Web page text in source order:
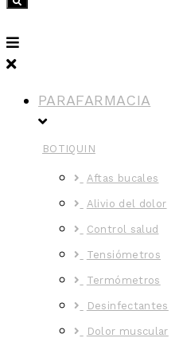
PARAFARMACIA
BOTIQUIN
Aftas bucales
Alivio del dolor
Control salud
Tensiómetros
Termómetros
Desinfectantes
Dolor muscular